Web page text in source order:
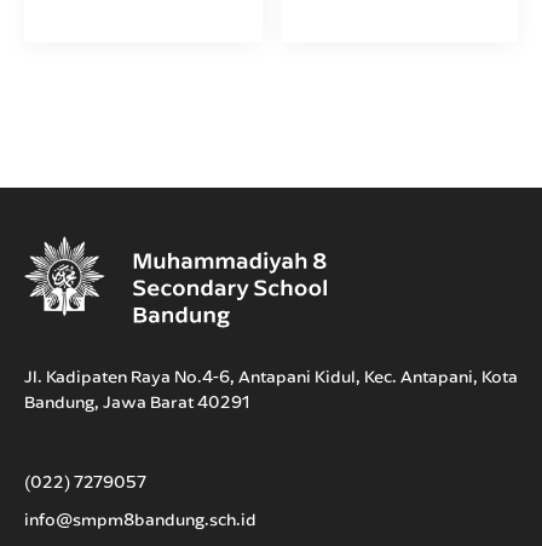
Jl. Kadipaten Raya No.4-6, Antapani Kidul, Kec. Antapani, Kota
Bandung, Jawa Barat 40291
(022) 7279057
info@smpm8bandung.sch.id